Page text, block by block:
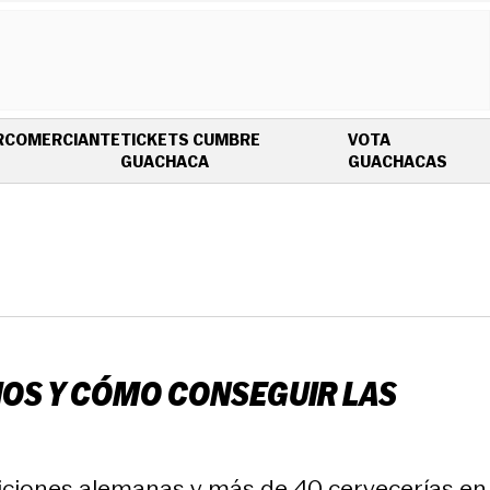
COMERCIANTETICKETS CUMBRE
GUACHACAOPENS IN NEW WINDOW
VOTA
GUACHACAS
Y CÓMO CONSEGUIR LAS